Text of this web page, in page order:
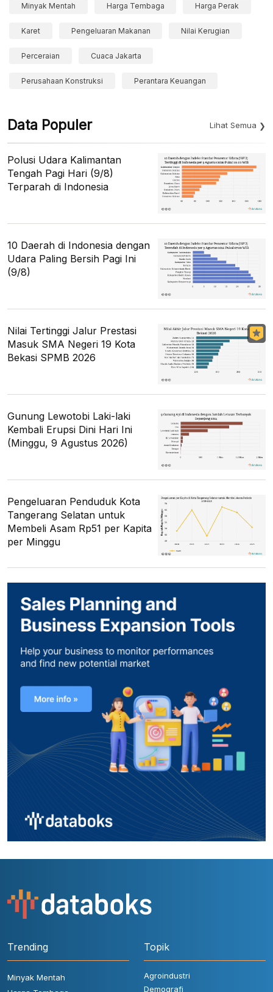
Minyak Mentah Harga Tembaga Harga Perak
Karet Pengeluaran Makanan Nilai Kerugian
Perceraian Cuaca Jakarta
Perusahaan Konstruksi Perantara Keuangan
Data Populer Lihat Semua
Polusi Udara Kalimantan
Tengah Pagi Hari (9/8)
Terparah di Indonesia
10 Daerah di Indonesia dengan
Udara Paling Bersih Pagi Ini
(9/8)
Nilai Tertinggi Jalur Prestasi
Masuk SMA Negeri 19 Kota
Bekasi SPMB 2026
Gunung Lewotobi Laki-laki
Kembali Erupsi Dini Hari Ini
(Minggu, 9 Agustus 2026)
Pengeluaran Penduduk Kota
Tangerang Selatan untuk
Membeli Asam Rp51 per Kapita
per Minggu
Trending
Minyak Mentah
Topik
Agroindustri
Demografi